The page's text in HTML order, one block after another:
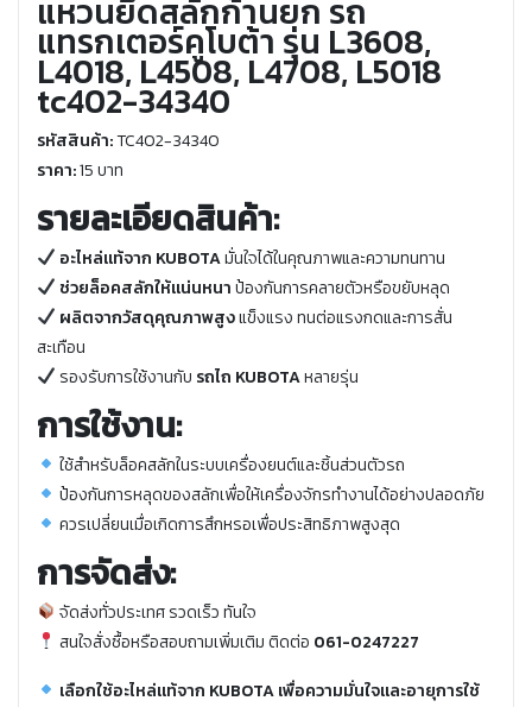
แหวนยึดสลักก้านยก รถ
แทรกเตอร์คูโบต้า รุ่น L3608,
L4018, L4508, L4708, L5018
tc402-34340
รหัสสินค้า:TC402-34340
ราคา:15 บาท
รายละเอียดสินค้า:
อะไหล่แท้จาก KUBOTAมั่นใจได้ในคุณภาพและความทนทาน
ช่วยล็อคสลักให้แน่นหนาป้องกันการคลายตัวหรือขยับหลุด
ผลิตจากวัสดุคุณภาพสูงแข็งแรง ทนต่อแรงกดและการสั่น
สะเทือน
รองรับการใช้งานกับ รถไถ KUBOTAหลายรุ่น
การใช้งาน:
ใช้สำหรับล็อคสลักในระบบเครื่องยนต์และชิ้นส่วนตัวรถ
ป้องกันการหลุดของสลักเพื่อให้เครื่องจักรทำงานได้อย่างปลอดภัย
ควรเปลี่ยนเมื่อเกิดการสึกหรอเพื่อประสิทธิภาพสูงสุด
การจัดส่ง:
จัดส่งทั่วประเทศ รวดเร็ว ทันใจ
สนใจสั่งซื้อหรือสอบถามเพิ่มเติม ติดต่อ 061-0247227
เลือกใช้อะไหล่แท้จาก KUBOTA เพื่อความมั่นใจและอายุการใช้